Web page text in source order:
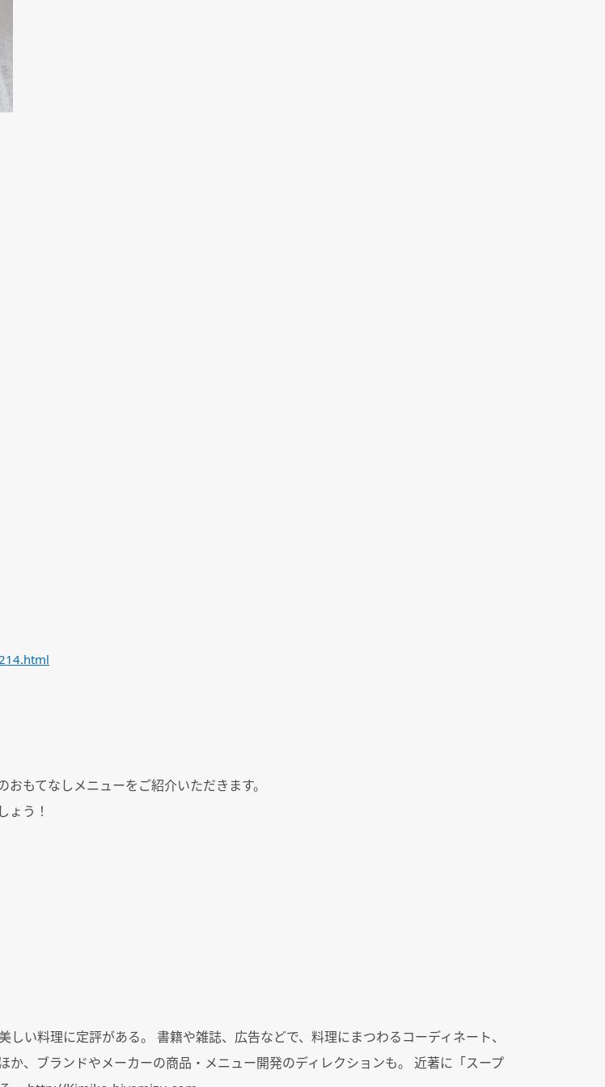
もてなしメニューをご紹介いただきます。
ょう！
い料理に定評がある。 書籍や雑誌、広告などで、料理にまつわるコーディネート、
か、ブランドやメーカーの商品・メニュー開発のディレクションも。 近著に「スープ